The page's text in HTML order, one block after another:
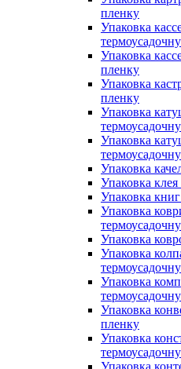
пленку
Упаковка
Упаковка
пленку
Упаковка
пленку
Упаковка
Упаковка
Упаковка
Упаковка
Упаковка
Упаковка
Упаковка
Упаковка
Упаковка
Упаковка
пленку
Упаковка
Упаковка